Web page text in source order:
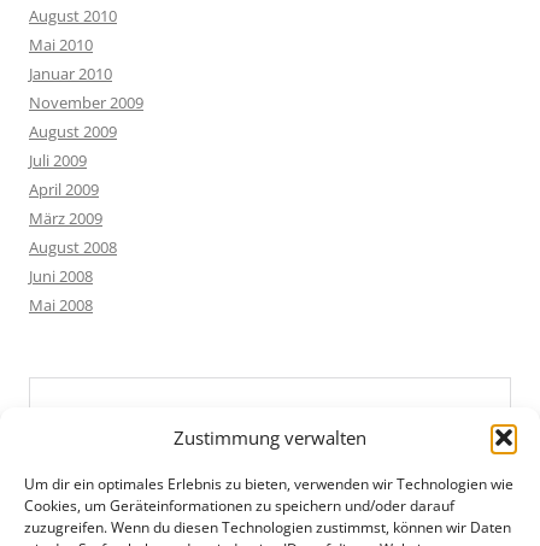
Zustimmung verwalten
Um dir ein optimales Erlebnis zu bieten, verwenden wir Technologien wie
Cookies, um Geräteinformationen zu speichern und/oder darauf
zuzugreifen. Wenn du diesen Technologien zustimmst, können wir Daten
August 2010
Mai 2010
Januar 2010
November 2009
August 2009
Juli 2009
April 2009
März 2009
August 2008
Juni 2008
Mai 2008